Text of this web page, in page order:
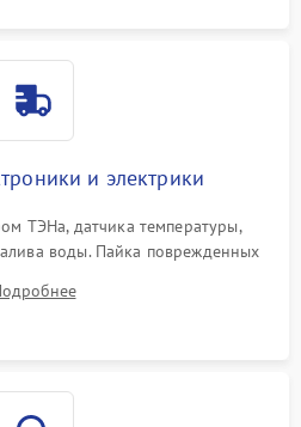
и электрики
ТЭНа, датчика температуры,
воды. Пайка поврежденных
проводки и контактов.